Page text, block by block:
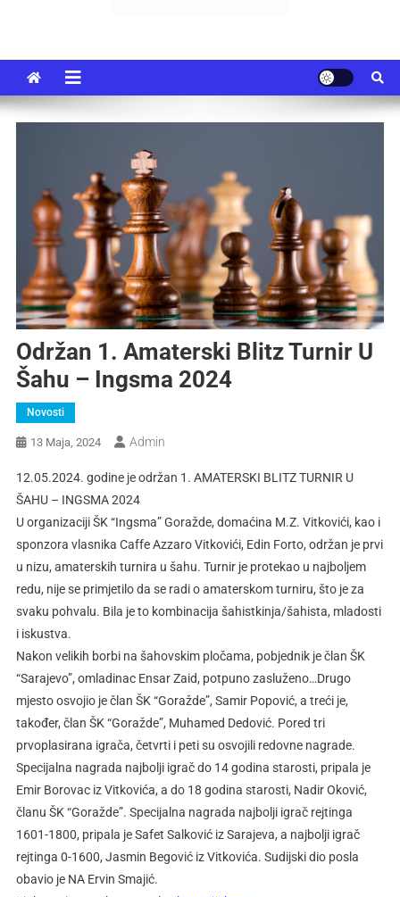
Održan 1. Amaterski Blitz Turnir U
Šahu – Ingsma 2024
Novosti
13 Maja, 2024 Admin
12.05.2024. godine je održan 1. AMATERSKI BLITZ TURNIR U
ŠAHU – INGSMA 2024
U organizacijiŠK “Ingsma” Goražde, domaćina M.Z. Vitkovići, kao i
sponzora vlasnika Caffe Azzaro Vitkovići, Edin Forto, održan je prvi
u nizu, amaterskih turnira u šahu. Turnir je protekao u najboljem
redu, nije se primjetilo da se radi o amaterskom turniru, što je za
svaku pohvalu. Bila je to kombinacija šahistkinja/šahista, mladosti
i iskustva.
Nakon velikih borbi na šahovskim pločama, pobjednik je član ŠK
“Sarajevo”, omladinac Ensar Zaid, potpuno zasluženo…Drugo
mjesto osvojio je član ŠK “Goražde”, Samir Popović, a treći je,
također, član ŠK “Goražde”, Muhamed Dedović. Pored tri
prvoplasirana igrača, četvrti i peti su osvojili redovne nagrade.
Specijalna nagrada najbolji igrač do 14 godina starosti, pripala je
Emir Borovac iz Vitkovića, a do 18 godina starosti, Nadir Oković,
članu ŠK “Goražde”. Specijalna nagrada najbolji igrač rejtinga
1601-1800, pripala je Safet Salković iz Sarajeva, a najbolji igrač
rejtinga 0-1600, Jasmin Begović iz Vitkovića. Sudijski dio posla
obavio je NA Ervin Smajić.